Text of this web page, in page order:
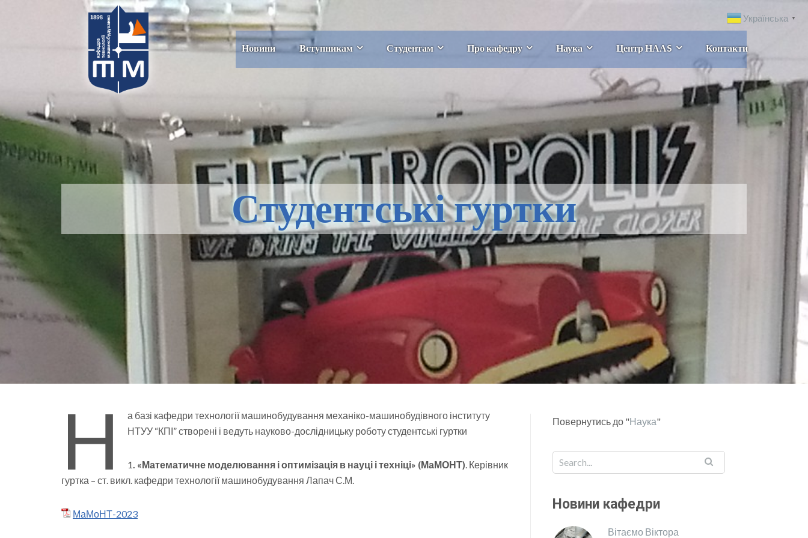
Новини Вступникам Студентам Про кафедру Наука Центр НААS Контакти
Студентські гуртки
Н
а базі кафедри технології машинобудування механіко-машинобудівного інституту
НТУУ “КПІ” створені і ведуть науково-дослідницьку роботу студентські гуртки
1 . «Математичне моделювання і оптимізація в науці і техніці» (МаМОНТ) . Керівник
гуртка – ст. викл. кафедри технології машинобудування Лапач С.М.
МаМоНТ-2023
Повернутись до "Наука"
Новини кафедри
Вітаємо Віктора
Українська ▼